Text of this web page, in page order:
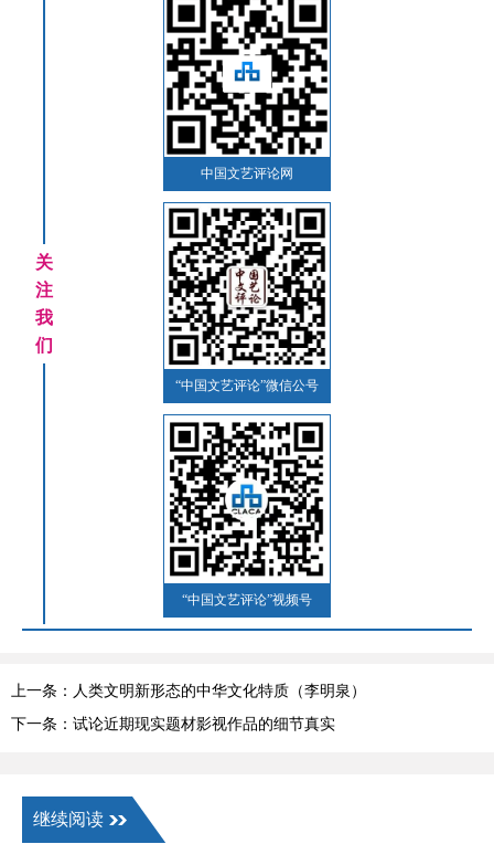
关
注
我
们
中国文艺评论网
“中国文艺评论”微信公号
“中国文艺评论”视频号
上一条：人类文明新形态的中华文化特质（李明泉）
下一条：试论近期现实题材影视作品的细节真实
继续阅读